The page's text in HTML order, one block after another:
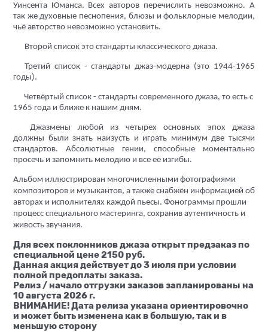
Уинсента Юманса. Всех авторов перечислить невозможно. А
так же духовные песнопения, блюзы и фольклорные мелодии,
чьё авторство невозможно установить.
Второй список это стандарты классического джаза.
Третий список - стандарты джаз-модерна (это 1944-1965
годы).
Четвёртый список - стандарты современного джаза, то есть с
1965 года и ближе к нашим дням.
Джазмены любой из четырех основных эпох джаза
должны были знать наизусть и играть минимум две тысячи
стандартов. Абсолютные гении, способные моментально
просечь и запомнить мелодию и все её изгибы.
Альбом иллюстрирован многочисленными фотографиями
композиторов и музыкантов, а также снабжён информацией об
авторах и исполнителях каждой пьесы. Фонограммы прошли
процесс специального мастеринга, сохранив аутентичность и
живость звучания.
Для всех поклонников джаза открыт предзаказ по
специальной цене 2150 руб.
Данная акция действует до 3 июля при условии
полной предоплаты заказа.
Релиз / начало отгрузки заказов запланированы на
10 августа 2026 г.
ВНИМАНИЕ! Дата релиза указана ориентировочно
и может быть изменена как в большую, так и в
меньшую сторону